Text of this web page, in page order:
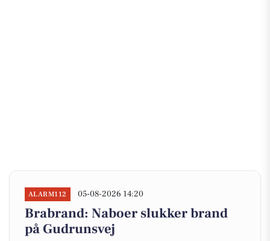
ALARM112 05-08-2026 14:20
Brabrand: Naboer slukker brand
på Gudrunsvej